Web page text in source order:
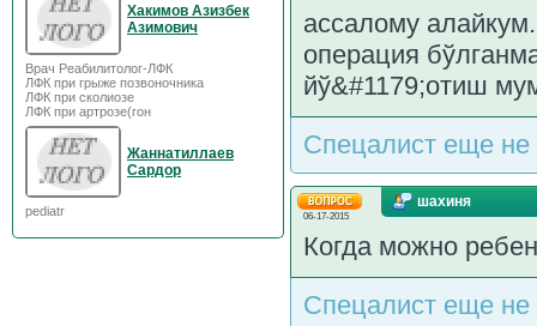
Хакимов Азизбек
Азимович
Врач Реабилитолог-ЛФК
ЛФК при грыже позвоночника
ЛФК при сколиозе
ЛФК при артрозе(гон
Жаннатиллаев
Сардор
pediatr
ассалому
операция
йў&#1179;отиш
Спецалист еще не
06-17-2015
шахиня
Когда можно
Спецалист еще не